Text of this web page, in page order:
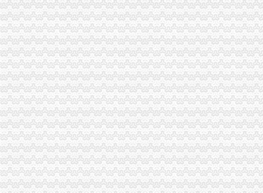
城口局落实“六项措施”重庆税务注销助推微型企业发展
石柱局落实“五个一”重庆分公司注销措施深入推进创先争优活动
监察室支部扎实开展红盾箴言创作播活动
经开园局重庆分公司注销圆满完成第一阶段店招整工作
巴南局鱼洞所落实“五到位”重庆营业执照注销扶持微型企业发展
南川局建立内激励、重庆代办公司关怀、帮扶三项机制深入开展创先争优活动
渝北局“三个结合”重庆代办公司做好创先争优“一讲二评三公示”活动
市重庆分公司注销局抓好三项工作确保户籍制度改革实现阶段目标
九龙坡区新增六件重庆著名商标
南岸局“宣、培、研、协、深”重庆公司注销积推进微型企业发展工作
渝中局“两个结合”重庆分公司注销开展“结穷亲”活动
开县局建立“重点工作周报表”重庆分公司注销提高工作效能
万盛局“四个一”重庆代办公司积创建学习型组织
彭水局重庆公司注销被彭水县委县评为2009年度考核先进集体
大足局重庆营业执照注销采取四条措施抓好建工作成效明显